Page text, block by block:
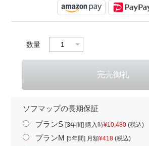
数量
ソフマップの長期保証
プランS [3年間] 購入時¥10,480(税込)
プランM [5年間] 月額¥418(税込)